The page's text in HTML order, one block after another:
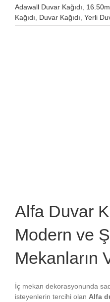
Adawall Duvar Kağıdı
Kağıdı
Duvar Kağıdı Yerli
Alfa Duvar
Modern ve
Mekanların
İç mekan dekorasyonunda
isteyenlerin tercihi olan Alfa